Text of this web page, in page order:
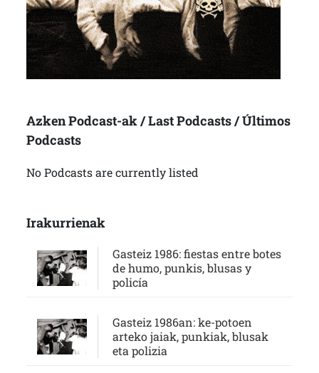
Azken Podcast-ak / Last Podcasts / Últimos
Podcasts
No Podcasts are currently listed
Irakurrienak
Gasteiz 1986: fiestas entre botes
de humo, punkis, blusas y
policía
Gasteiz 1986an: ke-potoen
arteko jaiak, punkiak, blusak
eta polizia